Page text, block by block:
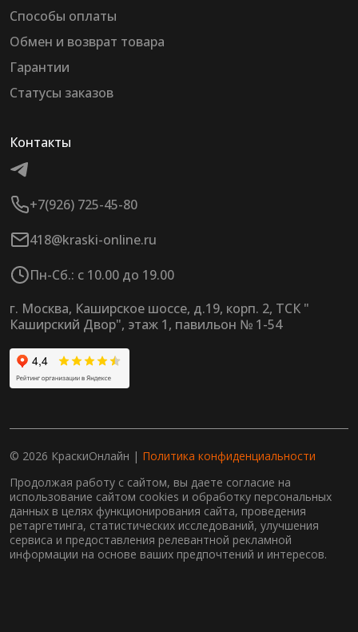
Способы оплаты
Обмен и возврат товара
Гарантии
Статусы заказов
Контакты
+7(926) 725-45-80
418@kraski-online.ru
Пн-Сб.: с 10.00 до 19.00
г. Москва, Каширское шоссе, д.19, корп. 2, ТСК "
Каширский Двор", этаж 1, павильон № 1-54
© 2026 КраскиОнлайн | Политика конфиденциальности
Продолжая работу с сайтом, вы даете согласие на
использование сайтом cookies и обработку персональных
данных в целях функционирования сайта, проведения
ретаргетинга, статистических исследований, улучшения
сервиса и предоставления релевантной рекламной
информации на основе ваших предпочтений и интересов.